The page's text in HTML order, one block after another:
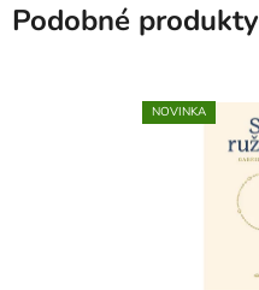
Podobné produkty
NOVINKA